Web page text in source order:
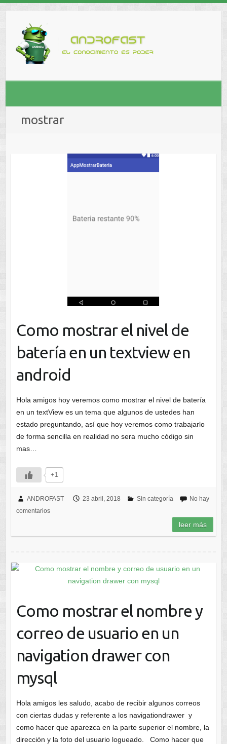
mostrar
Como mostrar el nivel de
batería en un textview en
android
Hola amigos hoy veremos como mostrar el nivel de batería
en un textView es un tema que algunos de ustedes han
estado preguntando, así que hoy veremos como trabajarlo
de forma sencilla en realidad no sera mucho código sin
mas…
+1
ANDROFAST 23 abril, 2018 Sin categoría
No hay
comentarios
leer más
Como mostrar el nombre y
correo de usuario en un
navigation drawer con
mysql
Hola amigos les saludo, acabo de recibir algunos correos
con ciertas dudas y referente a los navigationdrawer y
como hacer que aparezca en la parte superior el nombre, la
dirección y la foto del usuario logueado. Como hacer que